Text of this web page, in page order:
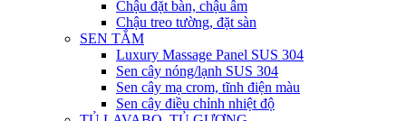
Chậu đặt bàn, chậu âm
Chậu treo tường, đặt sàn
SEN TẮM
Luxury Massage Panel SUS 304
Sen cây nóng/lạnh SUS 304
Sen cây mạ crom, tĩnh điện màu
Sen cây điều chỉnh nhiệt độ